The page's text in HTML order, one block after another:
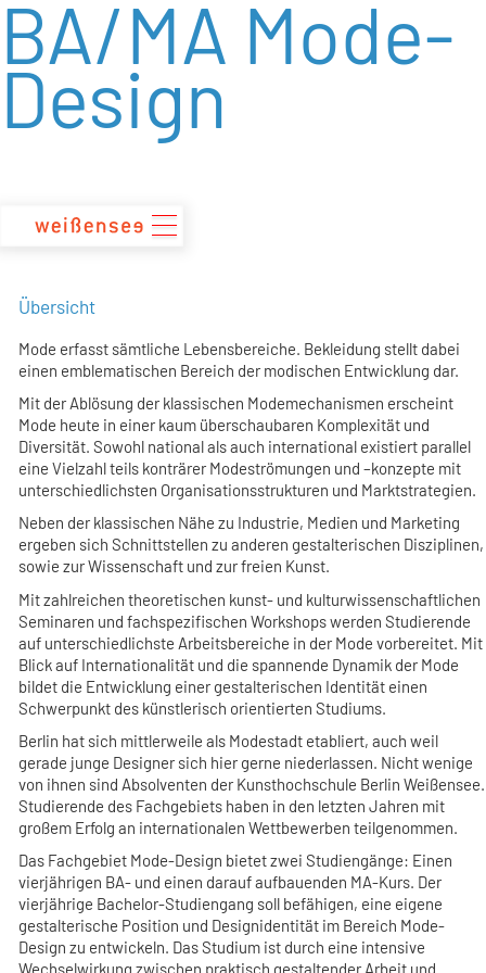
zum
Inhalt
BA/MA Mode-
Design
Übersicht
Mode erfasst sämtliche Lebensbereiche. Bekleidung stellt dabei
einen emblematischen Bereich der modischen Entwicklung dar.
Mit der Ablösung der klassischen Modemechanismen erscheint
Mode heute in einer kaum überschaubaren Komplexität und
Diversität. Sowohl national als auch international existiert parallel
eine Vielzahl teils konträrer Modeströmungen und –konzepte mit
unterschiedlichsten Organisationsstrukturen und Marktstrategien.
Neben der klassischen Nähe zu Industrie, Medien und Marketing
ergeben sich Schnittstellen zu anderen gestalterischen Disziplinen,
sowie zur Wissenschaft und zur freien Kunst.
Mit zahlreichen theoretischen kunst- und kulturwissenschaftlichen
Seminaren und fachspezifischen Workshops werden Studierende
auf unterschiedlichste Arbeitsbereiche in der Mode vorbereitet. Mit
Blick auf Internationalität und die spannende Dynamik der Mode
bildet die Entwicklung einer gestalterischen Identität einen
Schwerpunkt des künstlerisch orientierten Studiums.
Berlin hat sich mittlerweile als Modestadt etabliert, auch weil
gerade junge Designer sich hier gerne niederlassen. Nicht wenige
von ihnen sind Absolventen der Kunsthochschule Berlin Weißensee.
Studierende des Fachgebiets haben in den letzten Jahren mit
großem Erfolg an internationalen Wettbewerben teilgenommen.
Das Fachgebiet Mode-Design bietet zwei Studiengänge: Einen
vierjährigen BA- und einen darauf aufbauenden MA-Kurs. Der
vierjährige Bachelor-Studiengang soll befähigen, eine eigene
gestalterische Position und Designidentität im Bereich Mode-
Design zu entwickeln. Das Studium ist durch eine intensive
Wechselwirkung zwischen praktisch gestaltender Arbeit und